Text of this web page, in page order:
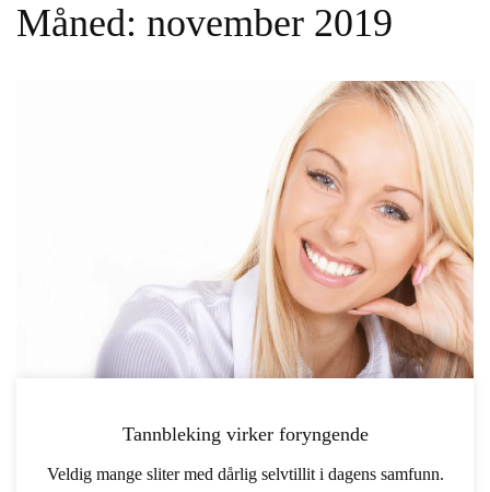
Måned: november 2019
Tannbleking virker foryngende
Veldig mange sliter med dårlig selvtillit i dagens samfunn.